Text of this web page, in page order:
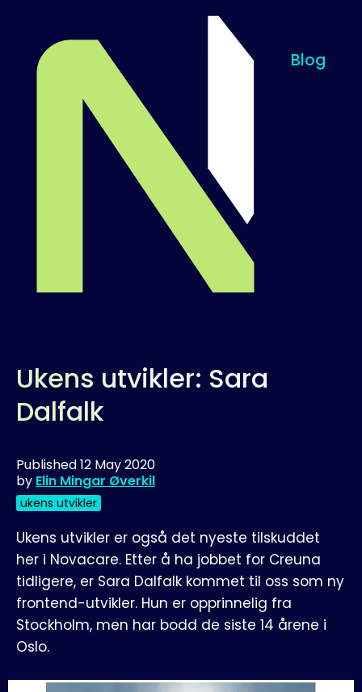
Blog
Ukens utvikler: Sara
Dalfalk
Published12 May 2020
by Elin Mingar Øverkil
ukens utvikler
Ukens utvikler er også det nyeste tilskuddet
her i Novacare. Etter å ha jobbet for Creuna
tidligere, er Sara Dalfalk kommet til oss som ny
frontend-utvikler. Hun er opprinnelig fra
Stockholm, men har bodd de siste 14 årene i
Oslo.